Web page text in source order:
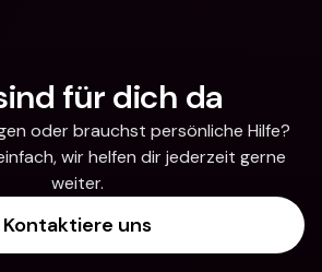
für dich da
oder brauchst persönliche Hilfe?
wir helfen dir jederzeit gerne
weiter.
Kontaktiere uns